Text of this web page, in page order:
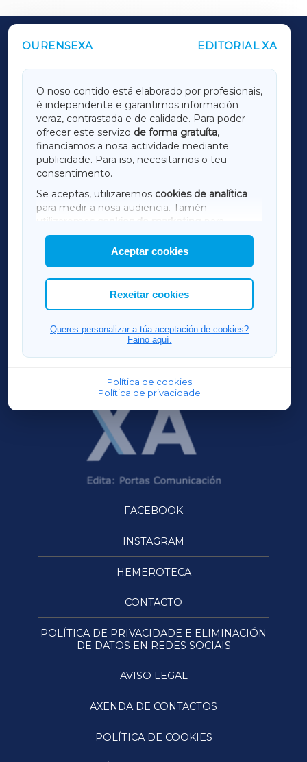
OURENSEXA EDITORIAL XA
O noso contido está elaborado por profesionais,
é independente e garantimos información
veraz, contrastada e de calidade. Para poder
ofrecer este servizo de forma gratuíta,
financiamos a nosa actividade mediante
publicidade. Para iso, necesitamos o teu
consentimento.
Se aceptas, utilizaremos cookies de analítica
para medir a nosa audiencia. Tamén
utilizaremos
cookies de marketing
mostrar publicidade de terceiros.
Así mesmo, podes personalizar a elección das
cookies que desexas permitir.
Aceptar cookies
Rexeitar cookies
Queres personalizar a túa aceptación de cookies?
Faino aquí.
Política de cookies
Política de privacidade
OUTROS PERIÓDICOS
LUGOXA
TERRACHAXA
AMARIÑAXA
RIBEIRASACRAXA
ACORUÑAXA
FERROLXA
OURENSEXA
FACEBOOK
INSTAGRAM
HEMEROTECA
CONTACTO
POLÍTICA DE PRIVACIDADE E ELIMINACIÓN
DE DATOS EN REDES SOCIAIS
AVISO LEGAL
AXENDA DE CONTACTOS
POLÍTICA DE COOKIES